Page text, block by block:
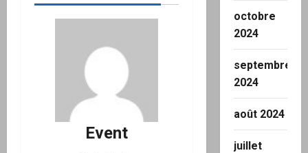
Event
octobre
2024
septembre
2024
août 2024
juillet